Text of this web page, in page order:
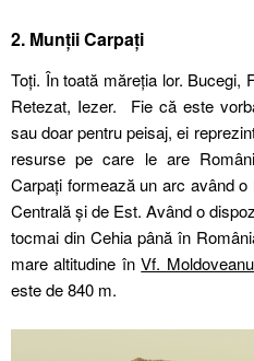
2. Munții Carpați
Toți. În toată măreția lor. Bucegi,
Retezat, Iezer. Fie că este
sau doar pentru peisaj, ei
resurse pe care le are
Carpați formează un arc având
Centrală și de Est. Având o
tocmai din Cehia până în
mare altitudine înVf.
este de 840 m.